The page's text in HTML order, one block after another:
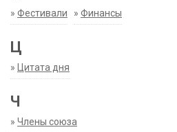
» Фестивали » Финансы
Ц
» Цитата дня
Ч
» Члены союза